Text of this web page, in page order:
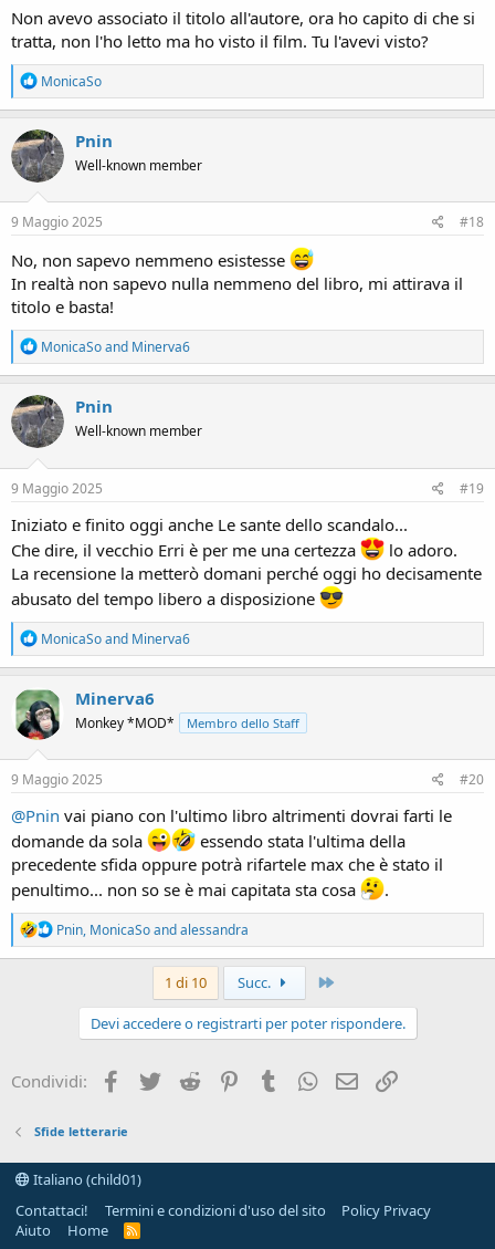
Non avevo associato il titolo all'autore, ora ho capito di che si
tratta, non l'ho letto ma ho visto il film. Tu l'avevi visto?
R
e
a
c
t
i
o
n
s
MonicaSo
Pnin
Well-known member
9 Maggio 2025 #18
No, non sapevo nemmeno esistesse
In realtà non sapevo nulla nemmeno del libro, mi attirava il
titolo e basta!
R
e
a
c
t
i
o
n
s
MonicaSoand Minerva6
Pnin
Well-known member
9 Maggio 2025 #19
Iniziato e finito oggi anche Le sante dello scandalo...
Che dire, il vecchio Erri è per me una certezza
lo adoro.
La recensione la metterò domani perché oggi ho decisamente
abusato del tempo libero a disposizione
R
e
a
c
t
i
o
n
s
MonicaSoand Minerva6
Minerva6
Monkey *MOD* Membro dello Staff
9 Maggio 2025 #20
@Pnin vai piano con l'ultimo libro altrimenti dovrai farti le
domande da sola
essendo stata l'ultima della
precedente sfida oppure potrà rifartele max che è stato il
penultimo... non so se è mai capitata sta cosa
.
R
e
a
:
Pnin, MonicaSoandalessandra
1 di 10 Succ.
Devi accedere o registrarti per poter rispondere.
Condividi: Facebook
Twitter Reddit PinterestTumblrWhatsApp
e-mail
Sfide letterarie
Italiano (child01)
Contattaci!
Termini e condizioni d'uso del sito
Policy Privacy
Aiuto
Home
R